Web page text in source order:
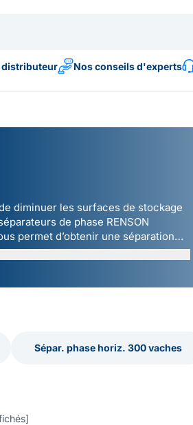
distributeur Nos conseils d'experts
diminuer les surfaces de stockage
de phase RENSON
permet d’obtenir une séparation
Sépar. phase horiz. 300 vaches
]